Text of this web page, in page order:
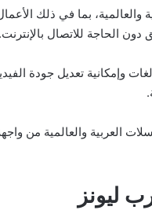
بما في ذلك
الحاجة للاتصال بالإنترنت.
العربية والعالمية
ليونز